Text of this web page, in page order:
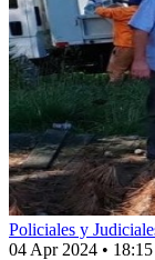
Policiales y
04 Apr 2024 • 18:15